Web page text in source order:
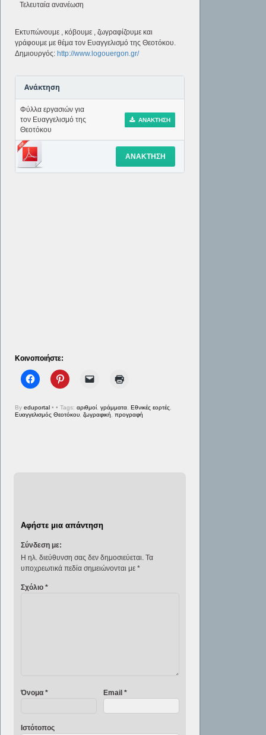
Τελευταία ανανέωση
Εκτυπώνουμε , κόβουμε , ζωγραφίζουμε και
γράφουμε με θέμα τον Ευαγγελισμό της Θεοτόκου.
Δημιουργός: http://www.logouergon.gr/
Ανάκτηση
Φύλλα εργασιών για
τον Ευαγγελισμό της
Θεοτόκου
ΑΝΆΚΤΗΣΗ
ΑΝΆΚΤΗΣΗ
Κοινοποιήστε:
Byeduportal • • Tags:αριθμοί ,γράμματα ,Εθνικές εορτές
Ευαγγελισμός Θεοτόκου ,ζωγραφική ,προγραφή
Αφήστε μια απάντηση
Σύνδεση με:
Η ηλ. διεύθυνση σας δεν δημοσιεύεται. Τα
υποχρεωτικά πεδία σημειώνονται με *
Σχόλιο *
Όνομα * Email *
Ιστότοπος